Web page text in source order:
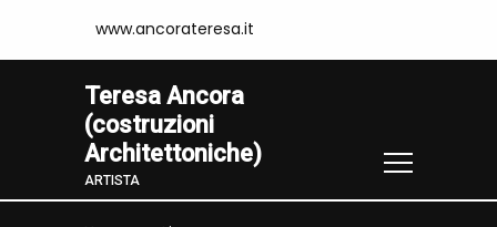
www.ancorateresa.it
Teresa Ancora
(costruzioni
Architettoniche)
ARTISTA